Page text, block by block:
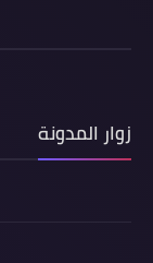
زوار المدونة